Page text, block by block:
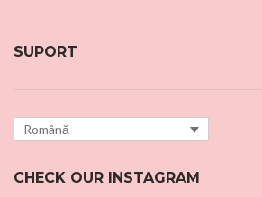
SUPORT
Română
CHECK OUR INSTAGRAM